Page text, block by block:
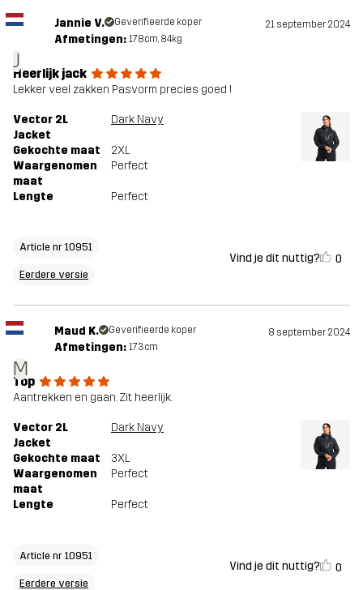
J
Jannie V. Geverifieerde koper 21 september 2024
Afmetingen: 178cm, 84kg
Heerlijk jack
Lekker veel zakken Pasvorm precies goed !
Vector 2L
Jacket
Dark Navy
Gekochte maat
2XL
Waargenomen
maat
Perfect
Lengte Perfect
Article nr 10951
Eerdere versie
Vind je dit nuttig? 0
M
Maud K. Geverifieerde koper 8 september 2024
Afmetingen: 173cm
Top
Aantrekken en gaan. Zit heerlijk.
Vector 2L
Jacket
Dark Navy
Gekochte maat
3XL
Waargenomen
maat
Perfect
Lengte Perfect
Article nr 10951
Eerdere versie
Vind je dit nuttig? 0